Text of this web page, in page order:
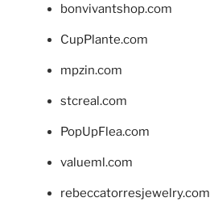
bonvivantshop.com
CupPlante.com
mpzin.com
stcreal.com
PopUpFlea.com
valueml.com
rebeccatorresjewelry.com